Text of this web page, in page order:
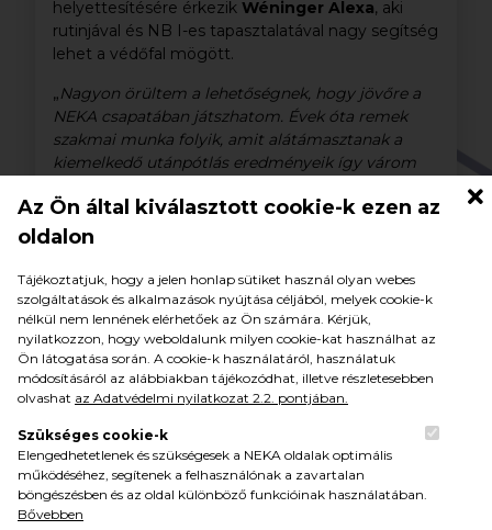
helyettesítésére érkezik Wéninger Alexa, aki
rutinjával és NB I-es tapasztalatával nagy segítség
lehet a védőfal mögött.
„Nagyon örültem a lehetőségnek, hogy jövőre a
NEKA csapatában játszhatom. Évek óta remek
szakmai munka folyik, amit alátámasztanak a
kiemelkedő utánpótlás eredményeik így várom
velük. Több edzővel is volt már lehetőségem
együtt dolgozni az akadémiáról, ezért remélem
gyorsan be tudok majd illeszkedni a csapatba is.
Boldog lennék, ha sikerülne kiharcolni a jövő évi
bennmaradást, amiért mindent meg fogunk
tenni” – nyilatkozta honlapunknak Alexa.
A jobbszélsőGém Lénaifjúsági válogatott, így
dolgozott már Bohus Beával, sem ő, sem a
NEKA-s kerettagok nem lesznek ismeretlenek
számára.
„Azért választottam a NEKA-t, mert fiatalos a
csapat, jók a körülmények és a lányokat is nagyon
Az Ön által kiválasztott cookie-k ezen az
oldalon
Tájékoztatjuk, hogy a jelen honlap sütiket használ olyan webes
szolgáltatások és alkalmazások nyújtása céljából, melyek cookie-k
nélkül nem lennének elérhetőek az Ön számára. Kérjük,
nyilatkozzon, hogy weboldalunk milyen cookie-kat használhat az
Ön látogatása során. A cookie-k használatáról, használatuk
módosításáról az alábbiakban tájékozódhat, illetve részletesebben
olvashat az Adatvédelmi nyilatkozat 2.2. pontjában.
Szükséges cookie-k
Elengedhetetlenek és szükségesek a NEKA oldalak optimális
működéséhez, segítenek a felhasználónak a zavartalan
böngészésben és az oldal különböző funkcióinak használatában.
Bővebben